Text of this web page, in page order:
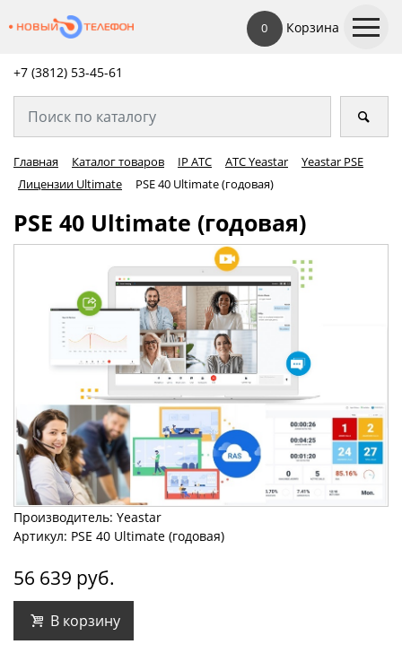
0 Корзина
+7 (3812) 53-45-61
Главная Каталог товаров IP АТС АТС Yeastar
Yeastar PSE
Лицензии Ultimate
PSE 40 Ultimate (годовая)
PSE 40 Ultimate (годовая)
Производитель: Yeastar
Артикул: PSE 40 Ultimate (годовая)
56 639 руб.
В корзину